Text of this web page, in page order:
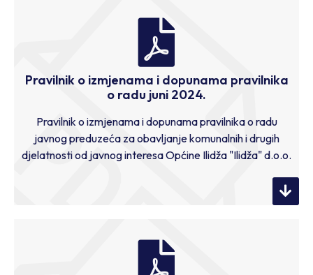
Pravilnik o izmjenama i dopunama pravilnika
o radu juni 2024.
Pravilnik o izmjenama i dopunama pravilnika o radu
javnog preduzeća za obavljanje komunalnih i drugih
djelatnosti od javnog interesa Općine Ilidža "Ilidža" d.o.o.